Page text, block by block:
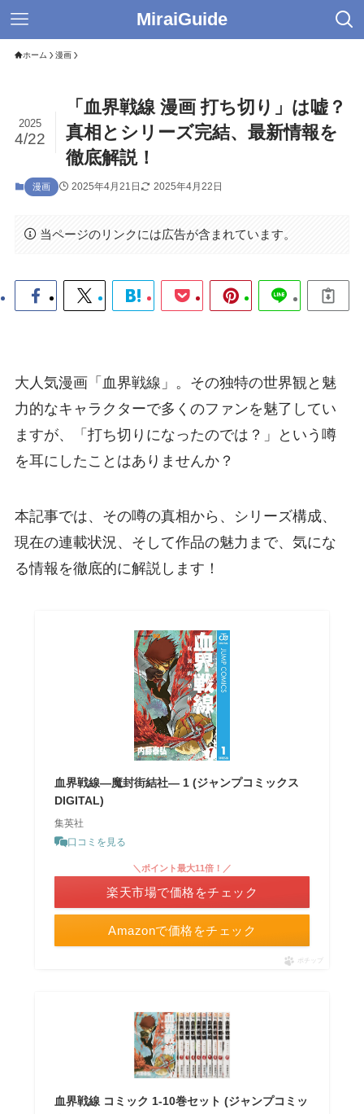
MiraiGuide
ホーム 漫画
「血界戦線 漫画 打ち切り」は嘘？
真相とシリーズ完結、最新情報を
徹底解説！
2025
4/22
漫画 2025年4月21日 2025年4月22日
当ページのリンクには広告が含まれています。
大人気漫画「血界戦線」。その独特の世界観と魅
力的なキャラクターで多くのファンを魅了してい
ますが、「打ち切りになったのでは？」という噂
を耳にしたことはありませんか？
本記事では、その噂の真相から、シリーズ構成、
現在の連載状況、そして作品の魅力まで、気にな
る情報を徹底的に解説します！
血界戦線―魔封街結社― 1 (ジャンプコミックス
DIGITAL)
集英社
口コミを見る
Amazonで価格をチェック
＼ポイント最大11倍！／
楽天市場で価格をチェック
ポチップ
血界戦線 コミック 1-10巻セット (ジャンプコミッ